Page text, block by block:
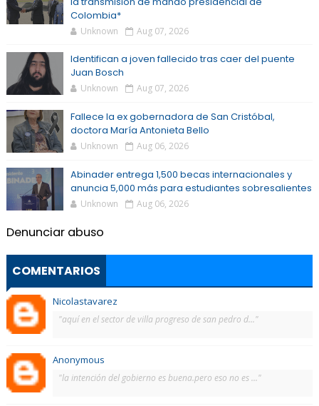
Colombia*
Unknown Aug 07, 2026
Identifican a joven fallecido tras caer del puente
Juan Bosch
Unknown Aug 07, 2026
Fallece la ex gobernadora de San Cristóbal,
doctora María Antonieta Bello
Unknown Aug 06, 2026
Abinader entrega 1,500 becas internacionales y
anuncia 5,000 más para estudiantes sobresalientes
Unknown Aug 06, 2026
Denunciar abuso
COMENTARIOS
Nicolastavarez
"aquí en el sector de villa progreso de san pedro d..."
Anonymous
"la intención del gobierno es buena.pero eso no es ..."